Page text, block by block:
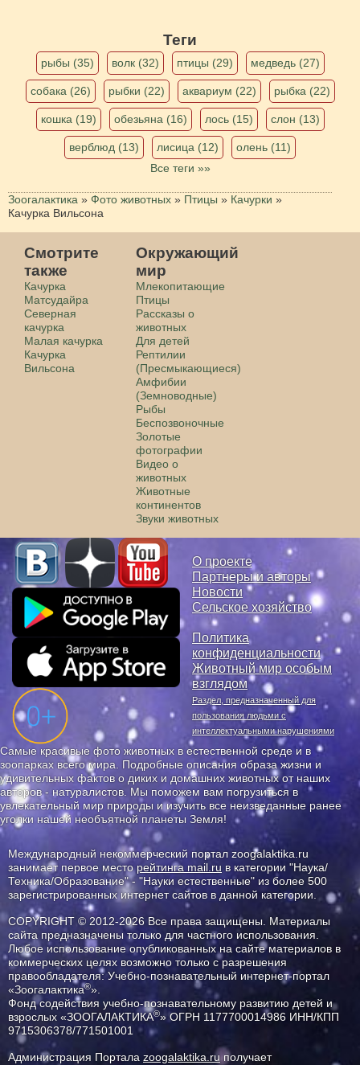
Теги
рыбы (35) волк (32) птицы (29) медведь (27)
собака (26) рыбки (22) аквариум (22) рыбка (22)
кошка (19) обезьяна (16) лось (15) слон (13)
верблюд (13) лисица (12)
олень (11)
Все теги »»
Зоогалактика » Фото животных » Птицы » Качурки »
Качурка Вильсона
Смотрите
также
Качурка
Матсудайра
Северная
качурка
Малая качурка
Качурка
Вильсона
Окружающий
мир
Млекопитающие
Птицы
Рассказы о
животных
Для детей
Рептилии
(Пресмыкающиеся)
Амфибии
(Земноводные)
Рыбы
Беспозвоночные
Золотые
фотографии
Видео о
животных
Животные
континентов
Звуки животных
О проекте
Партнеры и авторы
Новости
Сельское хозяйство
Политика
конфиденциальности
Животный мир особым
взглядом
Раздел, предназначенный для
пользования людьми с
интеллектуальными нарушениями
Самые красивые фото животных в естественной среде и в
зоопарках всего мира. Подробные описания образа жизни и
удивительных фактов о диких и домашних животных от наших
авторов - натуралистов. Мы поможем вам погрузиться в
увлекательный мир природы и изучить все неизведанные ранее
уголки нашей необъятной планеты Земля!
Международный некоммерческий портал zoogalaktika.ru
занимает первое месторейтинга mail.ru в категории "Наука/
Техника/Образование" - "Науки естественные" из более 500
зарегистрированных интернет сайтов в данной категории.
COPYRIGHT © 2012-2026 Все права защищены. Материалы
сайта предназначены только для частного использования.
Любое использование опубликованных на сайте материалов в
коммерческих целях возможно только с разрешения
правообладателя: Учебно-познавательный интернет-портал
«Зоогалактика®».
Фонд содействия учебно-познавательному развитию детей и
взрослых «ЗООГАЛАКТИКА®» ОГРН 1177700014986 ИНН/КПП
9715306378/771501001
Администрация Портала zoogalaktika.ruполучает